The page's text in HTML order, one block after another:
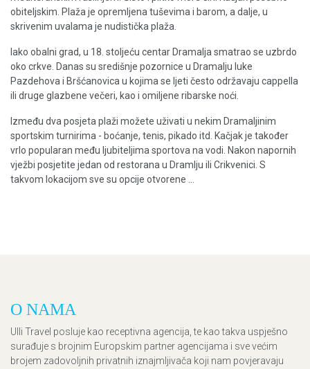
obiteljskim. Plaža je opremljena tuševima i barom, a dalje, u
skrivenim uvalama je nudistička plaža.
Iako obalni grad, u 18. stoljeću centar Dramalja smatrao se uzbrdo
oko crkve. Danas su središnje pozornice u Dramalju luke
Pazdehova i Bršćanovica u kojima se ljeti često održavaju cappella
ili druge glazbene večeri, kao i omiljene ribarske noći.
Između dva posjeta plaži možete uživati ​​u nekim Dramaljinim
sportskim turnirima - boćanje, tenis, pikado itd. Kačjak je također
vrlo popularan među ljubiteljima sportova na vodi. Nakon napornih
vježbi posjetite jedan od restorana u Dramlju ili Crikvenici. S
takvom lokacijom sve su opcije otvorene ...
O NAMA
Ulli Travel posluje kao receptivna agencija, te kao takva uspješno
surađuje s brojnim Europskim partner agencijama i sve većim
brojem zadovoljnih privatnih iznajmljivača koji nam povjeravaju